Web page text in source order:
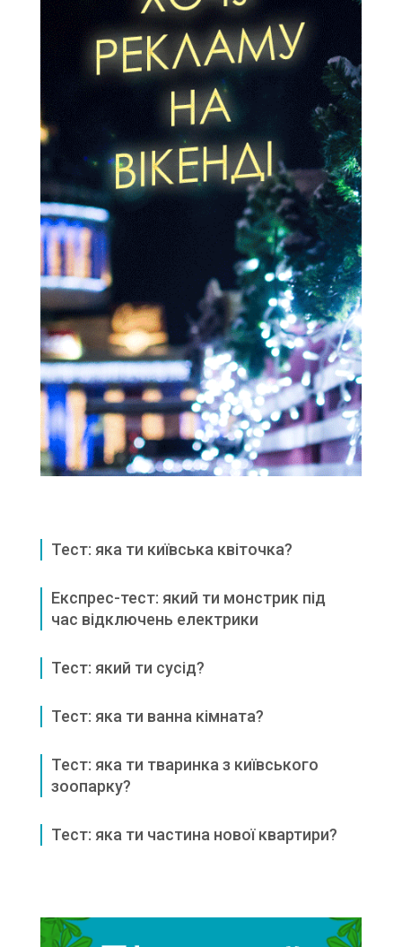
Тест: яка ти київська квіточка?
Експрес-тест: який ти монстрик під
час відключень електрики
Тест: який ти сусід?
Тест: яка ти ванна кімната?
Тест: яка ти тваринка з київського
зоопарку?
Тест: яка ти частина нової квартири?